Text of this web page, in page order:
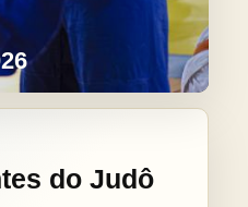
do Judô